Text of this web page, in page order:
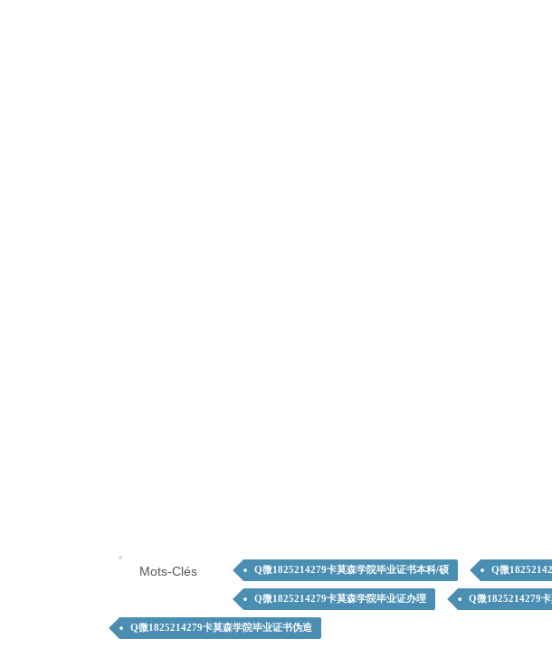
Mots-Clés Q微1825214279卡莫森学院毕业证书本科/硕 Q微
Q微1825214279卡莫森学院毕业证办理 Q微1825214279
Q微1825214279卡莫森学院毕业证书伪造